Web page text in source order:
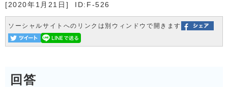
[2020年1月21日] ID:F-526
ソーシャルサイトへのリンクは別ウィンドウで開きます
回答